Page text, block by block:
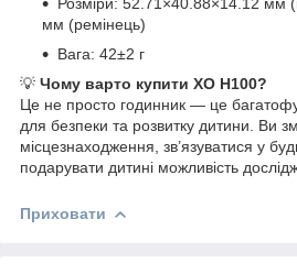
мм (ремінець)
Вага: 42±2 г
💡 Чому варто купити XO H100?
Це не просто годинник — це
для безпеки та розвитку дитини. Ви
місцезнаходження, зв’язуватися у
подарувати дитині можливість
Приховати